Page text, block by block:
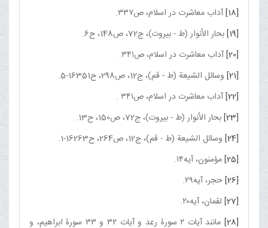
[18]آداب معاشرت در اسلام، ص۳۳۷.
[19]بحار الأنوار (ط - بیروت)، ج‏72، ص148، ح6.
[20]آداب معاشرت در اسلام، ص۳۴۱.
[21] وسائل الشیعة (ط - قم)، ج‏12، ص298، ح16351-5.
[22]آداب معاشرت در اسلام، ص۳۴۱ .
[23]بحار الأنوار (ط - بیروت)، ج‏72، ص150، ح13.
[24] وسائل الشیعة (ط - قم)، ج‏12، ص264، ح16263-1.
[25]مؤمنون، آیه۱۴.
[26]حجر، آیه۲۹.
[27] لقمان، آیه۲۰.
[28]
مانند آیات ۲ سورۀ رعد و آیات ۳۲ و ۳۳ سورۀ ابراهیم، و